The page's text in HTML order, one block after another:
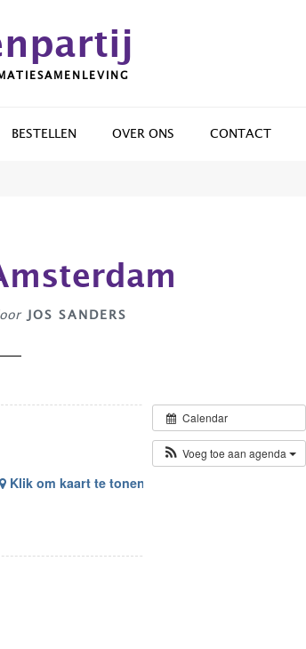
BESTELLEN OVER ONS CONTACT
JOS SANDERS
Calendar
Voeg toe aan agenda
Klik om kaart te tonen